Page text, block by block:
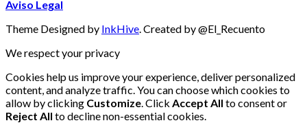
Aviso Legal
Theme Designed by InkHive Created by @El_Recuento
We respect your privacy
Cookies help us improve your experience, deliver personalized
content, and analyze traffic. You can choose which cookies to
allow by clicking Customize . Click Accept All to consent or
Reject All to decline non-essential cookies.